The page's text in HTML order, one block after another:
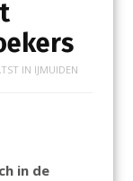
IN IJMUIDEN
in de